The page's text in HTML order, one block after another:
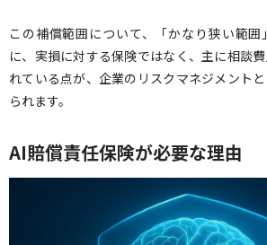
この補償範囲について、「かなり狭い範
に、実損に対する保険ではなく、主に相談
れている点が、企業のリスクマネジメント
られます。
AI賠償責任保険が必要な理由